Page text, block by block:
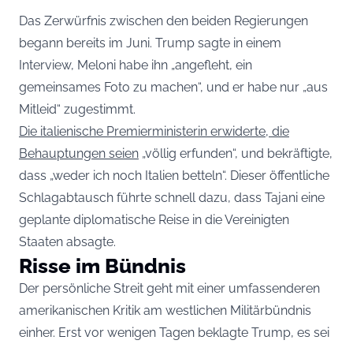
Das Zerwürfnis zwischen den beiden Regierungen
begann bereits im Juni. Trump sagte in einem
Interview, Meloni habe ihn „angefleht, ein
gemeinsames Foto zu machen“, und er habe nur „aus
Mitleid“ zugestimmt.
Die italienische Premierministerin erwiderte, die
Behauptungen seien „völlig erfunden“, und bekräftigte,
dass „weder ich noch Italien betteln“. Dieser öffentliche
Schlagabtausch führte schnell dazu, dass Tajani eine
geplante diplomatische Reise in die Vereinigten
Staaten absagte.
Risse im Bündnis
Der persönliche Streit geht mit einer umfassenderen
amerikanischen Kritik am westlichen Militärbündnis
einher. Erst vor wenigen Tagen beklagte Trump, es sei